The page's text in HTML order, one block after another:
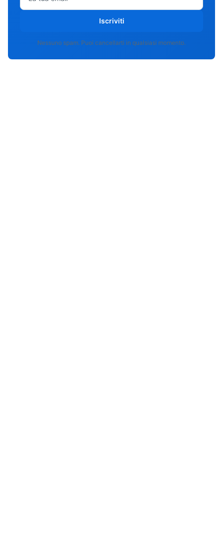
Iscriviti
Nessuno spam. Puoi cancellarti in qualsiasi momento.